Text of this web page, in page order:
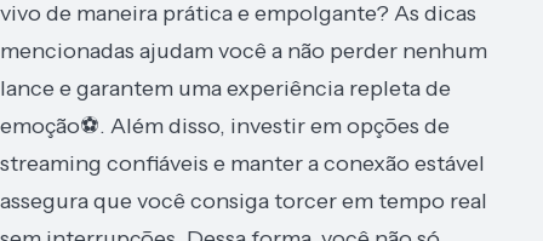
vivo de maneira prática e empolgante? As dicas
mencionadas ajudam você a não perder nenhum
lance e garantem uma experiência repleta de
emoção⚽. Além disso, investir em opções de
streaming confiáveis e manter a conexão estável
assegura que você consiga torcer em tempo real